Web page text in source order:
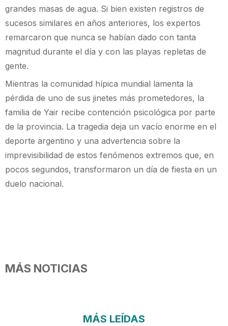
grandes masas de agua. Si bien existen registros de
sucesos similares en años anteriores, los expertos
remarcaron que nunca se habían dado con tanta
magnitud durante el día y con las playas repletas de
gente.
Mientras la comunidad hípica mundial lamenta la
pérdida de uno de sus jinetes más prometedores, la
familia de Yair recibe contención psicológica por parte
de la provincia. La tragedia deja un vacío enorme en el
deporte argentino y una advertencia sobre la
imprevisibilidad de estos fenómenos extremos que, en
pocos segundos, transformaron un día de fiesta en un
duelo nacional.
MÁS NOTICIAS
MÁS LEÍDAS